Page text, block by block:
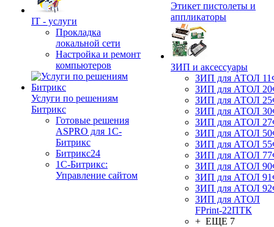
IT - услуги
Прокладка
локальной сети
Настройка и ремонт
компьютеров
Услуги по решениям
Битрикс
Готовые решения
ASPRO для 1С-
Битрикс
Битрикс24
1С-Битрикс:
Управление сайтом
Этикет пистолеты и
аппликаторы
ЗИП и аксессуары
ЗИП для АТОЛ
ЗИП для АТОЛ
ЗИП для АТОЛ
ЗИП для АТОЛ
ЗИП для АТОЛ
ЗИП для АТОЛ
ЗИП для АТОЛ
ЗИП для АТОЛ
ЗИП для АТОЛ
ЗИП для АТОЛ
ЗИП для АТОЛ
ЗИП для АТОЛ
FPrint-22ПТК
+ ЕЩЕ 7